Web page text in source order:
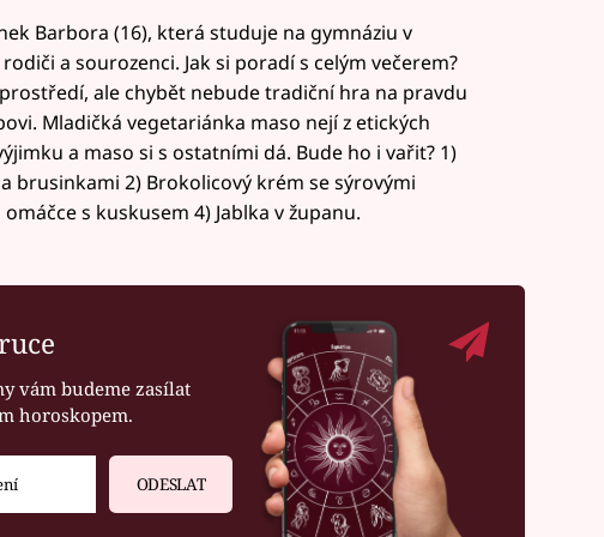
Barbora (16), která studuje na gymnáziu v
a sourozenci. Jak si poradí s celým večerem?
ale chybět nebude tradiční hra na pravdu
Mladičká vegetariánka maso nejí z etických
a maso si s ostatními dá. Bude ho i vařit? 1)
brusinkami 2) Brokolicový krém se sýrovými
s kuskusem 4) Jablka v županu.
vám budeme zasílat
horoskopem.
ODESLAT